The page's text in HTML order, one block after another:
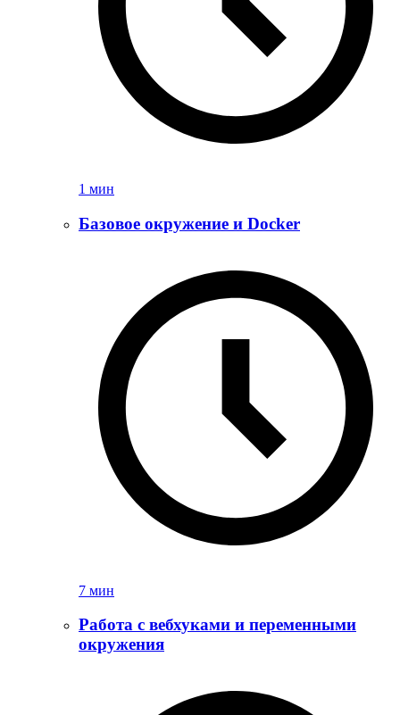
1 мин
Базовое окружение и Docker
7 мин
Работа с вебхуками и переменными
окружения